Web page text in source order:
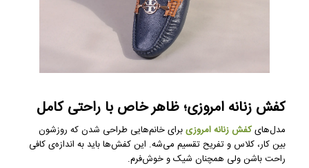
کفش زنانه امروزی؛ ظاهر خاص با راحتی کامل
مدل‌هایکفش زنانه امروزیبرای خانم‌هایی طراحی شدن که روزشون
بین کار، کلاس و تفریح تقسیم می‌شه. این کفش‌ها باید به اندازه‌ی کافی
راحت باشن ولی همچنان شیک و خوش‌فرم.